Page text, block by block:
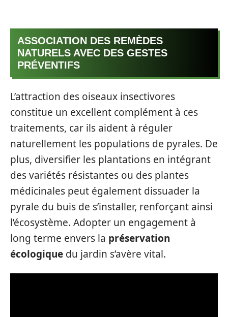
ASSOCIATION DES REMÈDES
NATURELS AVEC DES GESTES
PRÉVENTIFS
L’attraction des oiseaux insectivores
constitue un excellent complément à ces
traitements, car ils aident à réguler
naturellement les populations de pyrales. De
plus, diversifier les plantations en intégrant
des variétés résistantes ou des plantes
médicinales peut également dissuader la
pyrale du buis de s’installer, renforçant ainsi
l’écosystème. Adopter un engagement à
long terme envers la préservation
écologique du jardin s’avère vital.